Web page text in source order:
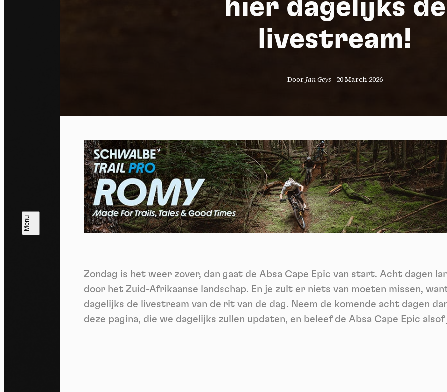
hier dagelijks de
livestream!
Door Jan Geys- 20 March 2026
Zondag is het weer zover, dan gaat de Absa Cape Epic van start. Acht dagen
door het Zuid-Afrikaanse landschap. En je zult er niets van moeten missen,
dagelijks de livestream van de rit van de dag. Neem de komende acht dagen
deze pagina, die we dagelijks zullen updaten, en beleef de Absa Cape Epic
Ik ga akkoord met het ontvangen van deze nieuwsbrief en begrijp dat ik me op elk
Aanmelden
Privacy policy
Allow all cookies Deny all cookies
Videos
Vimeo disallowed -This service can install 8 cookies.
Allow Deny
YouTube disallowed -This service can install 4 cookies.